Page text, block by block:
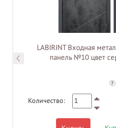
LABIRINT Входная
панель №10 цвет
?
Количество: